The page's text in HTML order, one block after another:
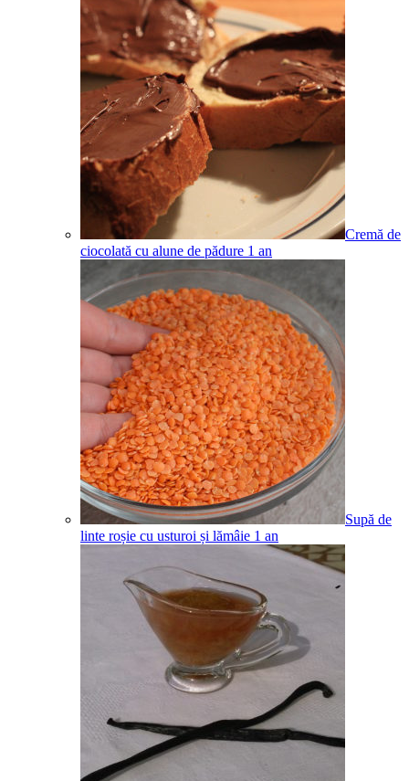
Cremă de
ciocolată cu alune de pădure 1 an
Supă de
linte roșie cu usturoi și lămâie 1 an